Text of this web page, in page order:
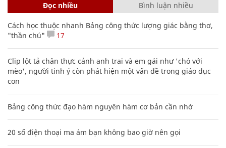
Đọc nhiều Bình luận nhiều
Cách học thuộc nhanh Bảng công thức lượng giác bằng thơ,
"thần chú"
17
Clip lột tả chân thực cảnh anh trai và em gái như 'chó với
mèo', người tinh ý còn phát hiện một vấn đề trong giáo dục
con
Bảng công thức đạo hàm nguyên hàm cơ bản cần nhớ
20 số điện thoại ma ám bạn không bao giờ nên gọi